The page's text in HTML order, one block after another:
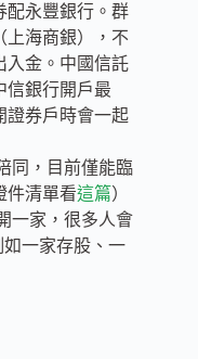
配永豐銀行。群
上海商銀），不
入金。中國信託
信銀行開戶最
證券戶時會一起
同，目前僅能臨
件清單看這篇）
一家，很多人會
如一家存股、一